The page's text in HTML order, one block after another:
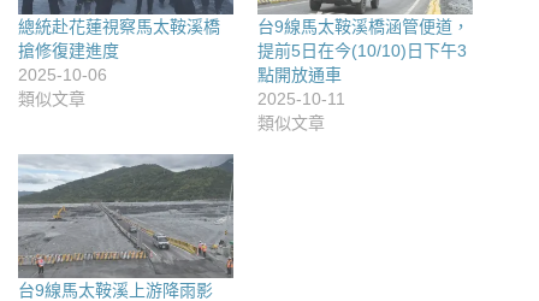
總統赴花蓮視察馬太鞍溪橋
搶修復建進度
2025-10-06
類似文章
台9線馬太鞍溪橋涵管便道，
提前5日在今(10/10)日下午3
點開放通車
2025-10-11
類似文章
台9線馬太鞍溪上游降雨影